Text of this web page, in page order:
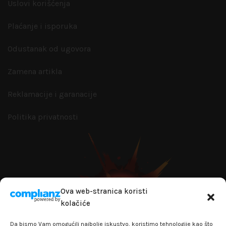
Ova web-stranica koristi
kolačiće
Da bismo Vam omogućili najbolje iskustvo, koristimo tehnologije kao što
Uslovi korišćenja
Plaćanje i isporuka
Odustanak od ugovora
Zamena artikla
Reklamacije i garanacije
Politika privatnosti